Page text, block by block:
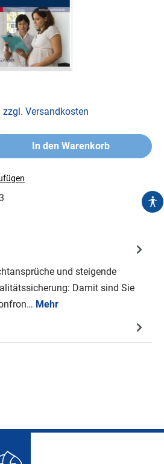
Versandkosten
In den Warenkorb
und steigende
Damit sind Sie
Mehr